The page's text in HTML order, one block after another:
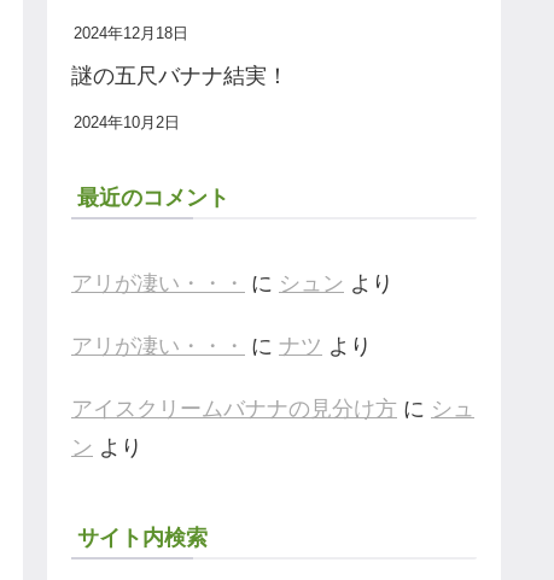
2024年12月18日
謎の五尺バナナ結実！
2024年10月2日
最近のコメント
アリが凄い・・・ に シュン より
アリが凄い・・・ に ナツ より
アイスクリームバナナの見分け方 に シュ
ン より
サイト内検索